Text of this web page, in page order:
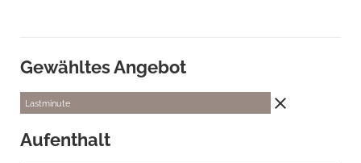
Gewähltes Angebot
Lastminute close
Aufenthalt